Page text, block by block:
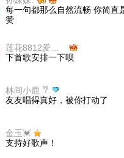
每一句都那么自然流畅 你简直
赞
下首歌安排一下呗
林间小鹿 𐂐
友友唱得真好，被你打动了
金玉💓
支持好歌声！